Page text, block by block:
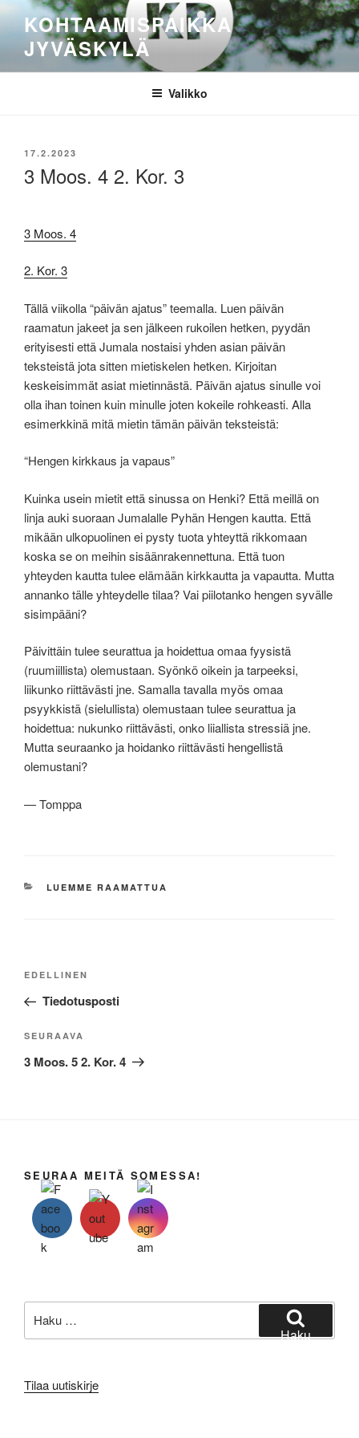
sisältöönKOHTAAMISPAIKKA
JYVÄSKYLÄ
Valikko
JULKAISTU
17.2.2023
3 Moos. 4 2. Kor. 3
3 Moos. 4
2. Kor. 3
Tällä viikolla “päivän ajatus” teemalla. Luen päivän
raamatun jakeet ja sen jälkeen rukoilen hetken, pyydän
erityisesti että Jumala nostaisi yhden asian päivän
teksteistä jota sitten mietiskelen hetken. Kirjoitan
keskeisimmät asiat mietinnästä. Päivän ajatus sinulle voi
olla ihan toinen kuin minulle joten kokeile rohkeasti. Alla
esimerkkinä mitä mietin tämän päivän teksteistä:
“Hengen kirkkaus ja vapaus”
Kuinka usein mietit että sinussa on Henki? Että meillä on
linja auki suoraan Jumalalle Pyhän Hengen kautta. Että
mikään ulkopuolinen ei pysty tuota yhteyttä rikkomaan
koska se on meihin sisäänrakennettuna. Että tuon
yhteyden kautta tulee elämään kirkkautta ja vapautta. Mutta
annanko tälle yhteydelle tilaa? Vai piilotanko hengen syvälle
sisimpääni?
Päivittäin tulee seurattua ja hoidettua omaa fyysistä
(ruumiillista) olemustaan. Syönkö oikein ja tarpeeksi,
liikunko riittävästi jne. Samalla tavalla myös omaa
psyykkistä (sielullista) olemustaan tulee seurattua ja
hoidettua: nukunko riittävästi, onko liiallista stressiä jne.
Mutta seuraanko ja hoidanko riittävästi hengellistä
olemustani?
— Tomppa
KATEGORIAT
LUEMME RAAMATTUA
Artikkelien
Edellinen
artikkeli
EDELLINEN
Tiedotusposti
Seuraava
artikkeli
SEURAAVA
3 Moos. 5 2. Kor. 4
SEURAA MEITÄ SOMESSA!
Haku
Tilaa uutiskirje